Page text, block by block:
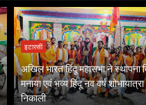
इटारसी
अखिल भारत हिंदू महासभा ने स्थापना
मनाया एवं भव्य हिंदू नव वर्ष शोभायात्रा
निकाली